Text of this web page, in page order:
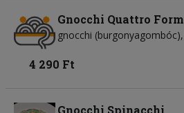
Gnocchi Quattro
gnocchi (burgonyagombóc)
4 290 Ft
Gnocchi Spinacchi